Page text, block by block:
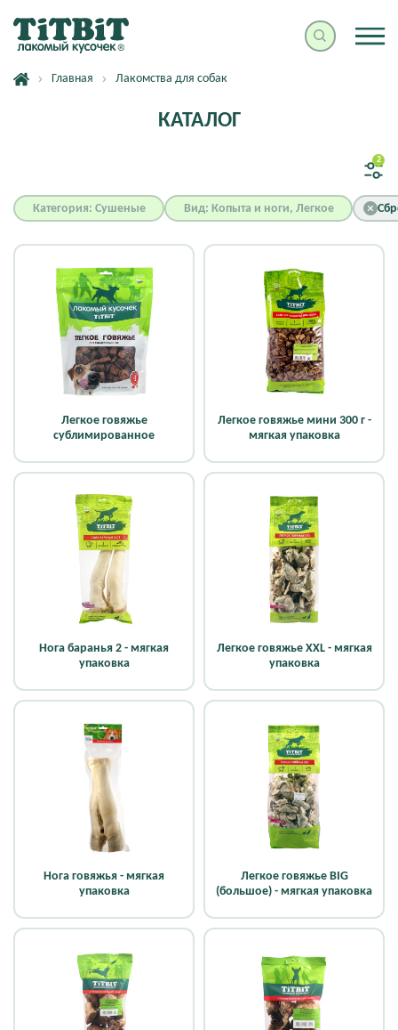
Главная Лакомства для собак
КАТАЛОГ
2
Категория: Сушеные Вид: Копыта и ноги, Легкое
Легкое говяжье
сублимированное
Легкое говяжье мини 300 г -
мягкая упаковка
Нога баранья 2 - мягкая
упаковка
Легкое говяжье XXL - мягкая
упаковка
Нога говяжья - мягкая
упаковка
Легкое говяжье BIG
(большое) - мягкая упаковка